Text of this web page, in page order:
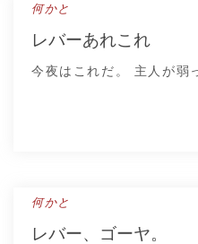
何かと
レバーあれこれ
今夜はこれだ。 主人が弱
何かと
レバー、ゴーヤ。